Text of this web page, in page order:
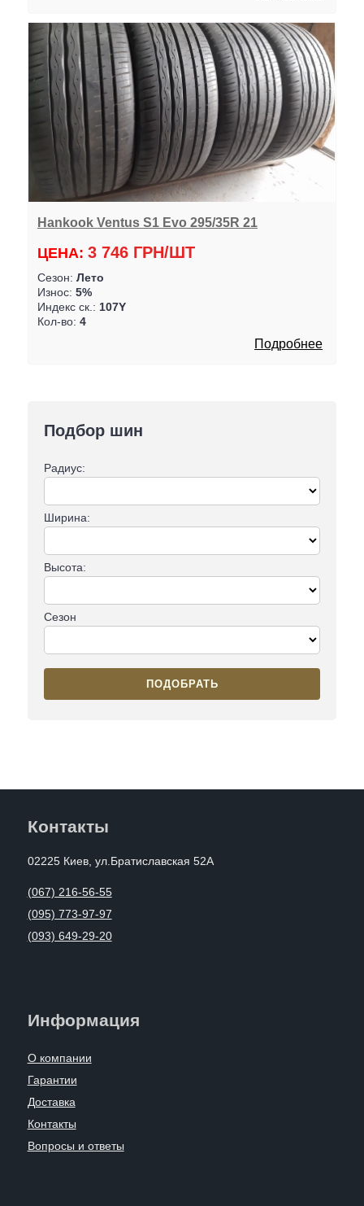
Подбор шин
Радиус:
Ширина:
Высота:
Сезон
ПОДОБРАТЬ
Hankook Ventus S1 Evo 295/35R 21
ЦЕНА: 3 746 ГРН/ШТ
Сезон: Лето
Износ: 5%
Индекс ск.: 107Y
Кол-во: 4
Подробнее
Контакты
02225 Киев, ул.Братиславская 52А
(067) 216-56-55
(095) 773-97-97
(093) 649-29-20
Информация
О компании
Гарантии
Доставка
Контакты
Вопросы и ответы